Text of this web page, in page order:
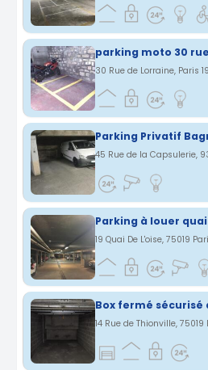
Parking Privatif
19 Quai De L'oise, 75019
Box fermé sécurisé
14 Rue de Thionville,